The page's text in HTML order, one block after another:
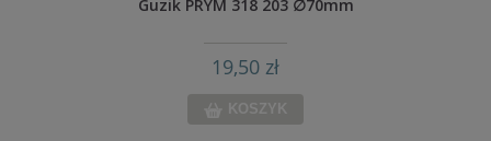
Guzik PRYM 318 203 ∅70mm
19,50 zł
KOSZYK